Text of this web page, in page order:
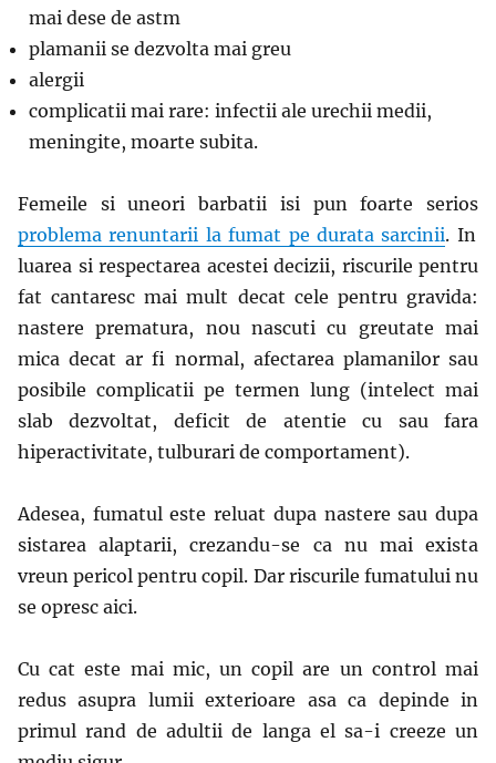
mai dese de astm
plamanii se dezvolta mai greu
alergii
complicatii mai rare: infectii ale urechii medii,
meningite, moarte subita.
Femeile si uneori barbatii isi pun foarte serios
problema renuntarii la fumat pe durata sarcinii. In
luarea si respectarea acestei decizii, riscurile pentru
fat cantaresc mai mult decat cele pentru gravida:
nastere prematura, nou nascuti cu greutate mai
mica decat ar fi normal, afectarea plamanilor sau
posibile complicatii pe termen lung (intelect mai
slab dezvoltat, deficit de atentie cu sau fara
hiperactivitate, tulburari de comportament).
Adesea, fumatul este reluat dupa nastere sau dupa
sistarea alaptarii, crezandu-se ca nu mai exista
vreun pericol pentru copil. Dar riscurile fumatului nu
se opresc aici.
Cu cat este mai mic, un copil are un control mai
redus asupra lumii exterioare asa ca depinde in
primul rand de adultii de langa el sa-i creeze un